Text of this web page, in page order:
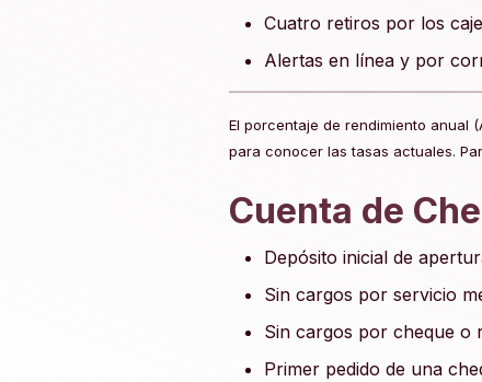
Cuatro retiros por los
Alertas en línea y por
El porcentaje de rendimiento anual
para conocer las tasas actuales.
Cuenta de
Depósito inicial de
Sin cargos por servicio
Sin cargos por cheque o
Primer pedido de una